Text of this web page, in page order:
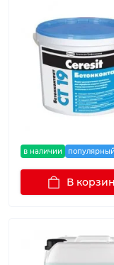
в наличии популярный
В